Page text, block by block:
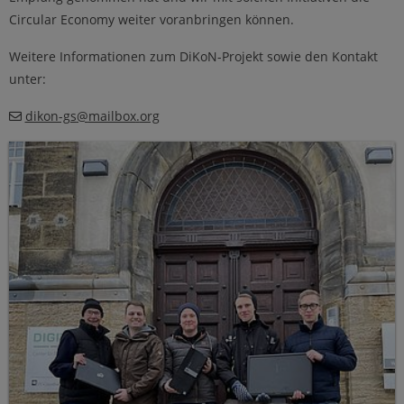
Circular Economy weiter voranbringen können.
Weitere Informationen zum DiKoN-Projekt sowie den Kontakt
unter:
dikon-gs@mailbox.org